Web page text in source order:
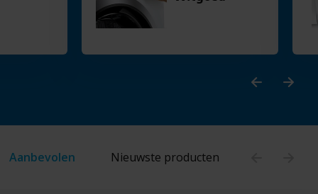
Aanbevolen Nieuwste producten